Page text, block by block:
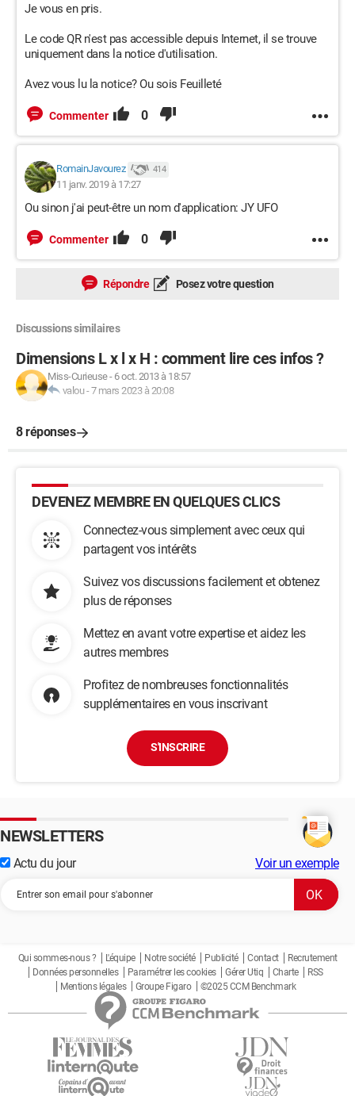
Je vous en pris.
Le code QR n'est pas accessible depuis Internet, il se trouve
uniquement dans la notice d'utilisation.
Avez vous lu la notice? Ou sois Feuilleté
Commenter 0
RomainJavourez 414
11 janv. 2019 à 17:27
Ou sinon j'ai peut-être un nom d'application: JY UFO
Commenter 0
Répondre Posez votre question
Discussions similaires
Dimensions L x l x H : comment lire ces infos ?
Miss-Curieuse- 6 oct. 2013 à 18:57
valou-7 mars 2023 à 20:08
8 réponses
DEVENEZ MEMBRE EN QUELQUES CLICS
Connectez-vous simplement avec ceux qui
partagent vos intérêts
Suivez vos discussions facilement et obtenez
plus de réponses
Mettez en avant votre expertise et aidez les
autres membres
Profitez de nombreuses fonctionnalités
supplémentaires en vous inscrivant
S'INSCRIRE
NEWSLETTERS
Actu du jour Voir un exemple
Qui sommes-nous ? L'équipe Notre société Publicité Contact
Recrutement
Données personnelles
Paramétrer les cookies Gérer Utiq Charte
RSS
Mentions légales
Groupe Figaro ©2025 CCM Benchmark